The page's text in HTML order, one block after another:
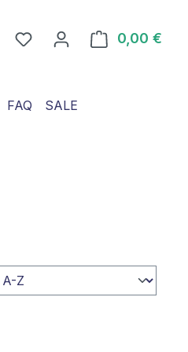
0,00 €
FAQ SALE